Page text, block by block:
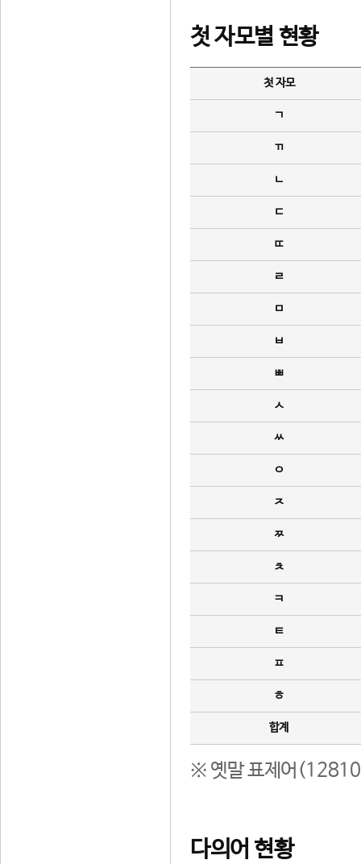
첫 자모별 현황
첫 자모
ㄱ
ㄲ
ㄴ
ㄷ
ㄸ
ㄹ
ㅁ
ㅂ
ㅃ
ㅅ
ㅆ
ㅇ
ㅈ
ㅉ
ㅊ
ㅋ
ㅌ
ㅍ
ㅎ
합계
※ 옛말 표제어(12810
다의어 현황